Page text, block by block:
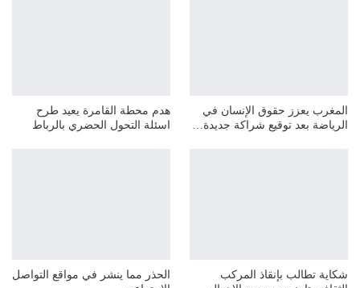
المغرب يعزز حقوق الإنسان في
الرياضة بعد توقيع شراكة جديدة…
هدم محطة القامرة يعيد طرح
اسئلة التحول الحضري بالرباط
شكاية تطالب بإنقاذ المركب
الحذر مما ينشر في مواقع التواصل